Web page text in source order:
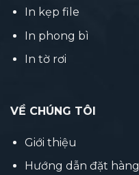
In kẹp file
In phong bì
In tờ rơi
VỀ CHÚNG TÔI
Giới thiệu
Hướng dẫn đặt hàng